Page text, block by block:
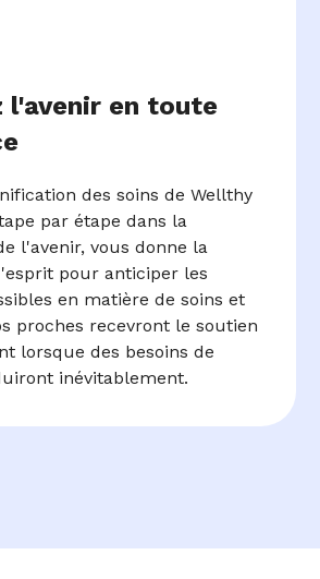
l'avenir en toute
des soins de Wellthy
par étape dans la
l'avenir, vous donne la
pour anticiper les
en matière de soins et
proches recevront le soutien
lorsque des besoins de
inévitablement.